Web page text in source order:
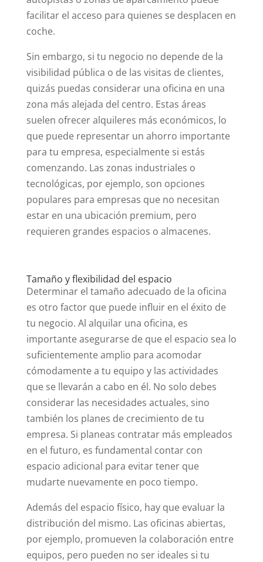
facilitar el acceso para quienes se desplacen en
coche.
Sin embargo, si tu negocio no depende de la
visibilidad pública o de las visitas de clientes,
quizás puedas considerar una oficina en una
zona más alejada del centro. Estas áreas
suelen ofrecer alquileres más económicos, lo
que puede representar un ahorro importante
para tu empresa, especialmente si estás
comenzando. Las zonas industriales o
tecnológicas, por ejemplo, son opciones
populares para empresas que no necesitan
estar en una ubicación premium, pero
requieren grandes espacios o almacenes.
Tamaño y flexibilidad del espacio
Determinar el tamaño adecuado de la oficina
es otro factor que puede influir en el éxito de
tu negocio. Al alquilar una oficina, es
importante asegurarse de que el espacio sea lo
suficientemente amplio para acomodar
cómodamente a tu equipo y las actividades
que se llevarán a cabo en él. No solo debes
considerar las necesidades actuales, sino
también los planes de crecimiento de tu
empresa. Si planeas contratar más empleados
en el futuro, es fundamental contar con
espacio adicional para evitar tener que
mudarte nuevamente en poco tiempo.
Además del espacio físico, hay que evaluar la
distribución del mismo. Las oficinas abiertas,
por ejemplo, promueven la colaboración entre
equipos, pero pueden no ser ideales si tu